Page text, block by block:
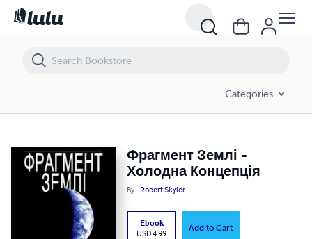
Categories
Фрагмент Землі -
Холодна Концепція
By Robert Skyler
Ebook
USD 4.99
Add to Cart
Фрагмент Землі - Холодна Концепція